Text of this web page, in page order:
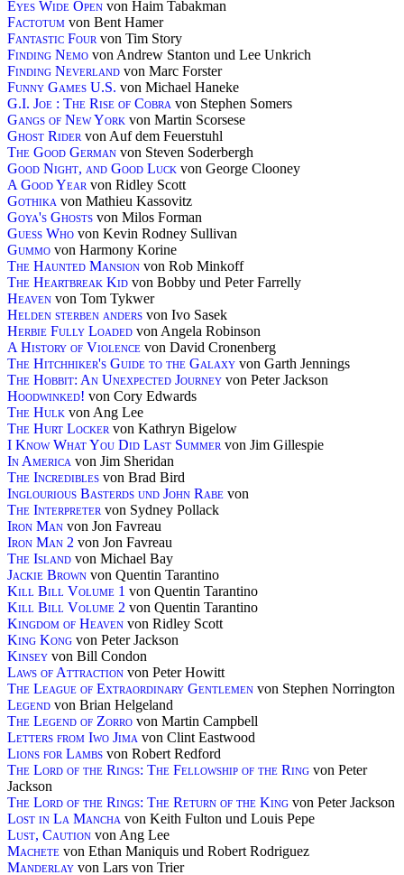
Eyes Wide Open von Haim Tabakman
Factotum von Bent Hamer
Fantastic Four von Tim Story
Finding Nemo von Andrew Stanton und Lee Unkrich
Finding Neverland von Marc Forster
Funny Games U.S. von Michael Haneke
G.I. Joe : The Rise of Cobra von Stephen Somers
Gangs of New York von Martin Scorsese
Ghost Rider von Auf dem Feuerstuhl
The Good German von Steven Soderbergh
Good Night, and Good Luck von George Clooney
A Good Year von Ridley Scott
Gothika von Mathieu Kassovitz
Goya's Ghosts von Milos Forman
Guess Who von Kevin Rodney Sullivan
Gummo von Harmony Korine
The Haunted Mansion von Rob Minkoff
The Heartbreak Kid von Bobby und Peter Farrelly
Heaven von Tom Tykwer
Helden sterben anders von Ivo Sasek
Herbie Fully Loaded von Angela Robinson
A History of Violence von David Cronenberg
The Hitchhiker's Guide to the Galaxy von Garth Jennings
The Hobbit: An Unexpected Journey von Peter Jackson
Hoodwinked! von Cory Edwards
The Hulk von Ang Lee
The Hurt Locker von Kathryn Bigelow
I Know What You Did Last Summer von Jim Gillespie
In America von Jim Sheridan
The Incredibles von Brad Bird
Inglourious Basterds und John Rabe von
The Interpreter von Sydney Pollack
Iron Man von Jon Favreau
Iron Man 2 von Jon Favreau
The Island von Michael Bay
Jackie Brown von Quentin Tarantino
Kill Bill Volume 1 von Quentin Tarantino
Kill Bill Volume 2 von Quentin Tarantino
Kingdom of Heaven von Ridley Scott
King Kong von Peter Jackson
Kinsey von Bill Condon
Laws of Attraction von Peter Howitt
The League of Extraordinary Gentlemen von Stephen Norrington
Legend von Brian Helgeland
The Legend of Zorro von Martin Campbell
Letters from Iwo Jima von Clint Eastwood
Lions for Lambs von Robert Redford
The Lord of the Rings: The Fellowship of the Ring von Peter
Jackson
The Lord of the Rings: The Return of the King von Peter Jackson
Lost in La Mancha von Keith Fulton und Louis Pepe
Lust, Caution von Ang Lee
Machete von Ethan Maniquis und Robert Rodriguez
Manderlay von Lars von Trier